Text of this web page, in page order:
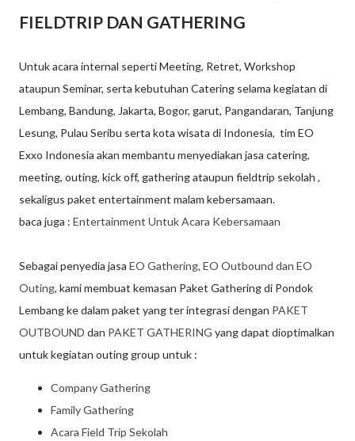
FIELDTRIP DAN GATHERING
Untuk acara internal seperti Meeting, Retret, Workshop
ataupun Seminar, serta kebutuhan Catering selama kegiatan di
Lembang, Bandung, Jakarta, Bogor, garut, Pangandaran, Tanjung
Lesung, Pulau Seribu serta kota wisata di Indonesia, tim EO
Exxo Indonesia akan membantu menyediakan jasa catering,
meeting, outing, kick off, gathering ataupun fieldtrip sekolah ,
sekaligus paket entertainment malam kebersamaan.
baca juga : Entertainment Untuk Acara Kebersamaan
Sebagai penyedia jasa EO Gathering, EO Outbound dan EO
Outing, kami membuat kemasan Paket Gathering di Pondok
Lembang ke dalam paket yang ter integrasi dengan PAKET
OUTBOUND dan PAKET GATHERING yang dapat dioptimalkan
untuk kegiatan outing group untuk :
Company Gathering
Family Gathering
Acara Field Trip Sekolah